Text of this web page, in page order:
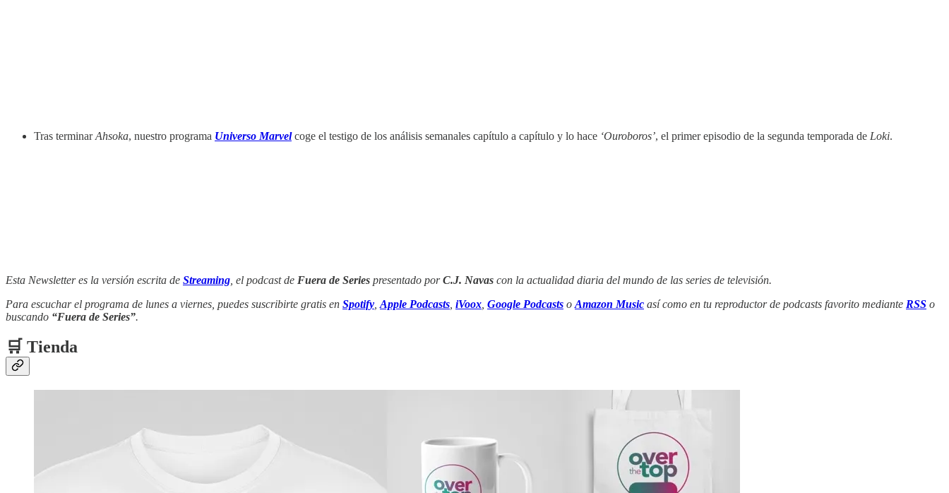
Tras terminarAhsoka, nuestro programa Universo Marvelcoge el testigo de los análisis semanales capítulo a capítulo y lo hace ‘Ouroboros’, el primer episodio de la segunda temporada de Loki.
Esta Newsletter es la versión escrita de Streaming , el podcast de Fuera de Series presentado porC.J. Navas con la actualidad diaria del mundo de las series de televisión.
Para escuchar el programa de lunes a viernes, puedes suscribirte gratis en Spotify Apple Podcasts iVoox Google Podcasts o Amazon Music así como en tu reproductor de podcasts favorito mediante RSS o
buscando “Fuera de Series”.
🛒 Tienda